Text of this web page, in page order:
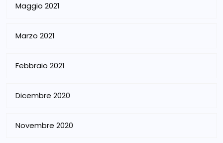
Maggio 2021
Marzo 2021
Febbraio 2021
Dicembre 2020
Novembre 2020